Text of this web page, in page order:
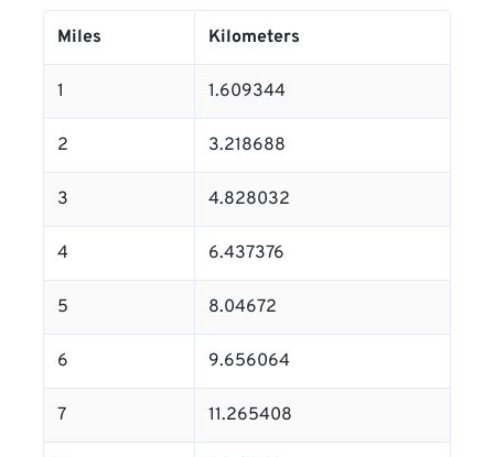
Miles Kilometers
1 1.609344
2 3.218688
3 4.828032
4 6.437376
5 8.04672
6 9.656064
7 11.265408